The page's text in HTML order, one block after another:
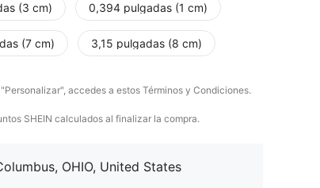
(3 cm) 0,394 pulgadas (1 cm)
(7 cm) 3,15 pulgadas (8 cm)
accedes a estos Términos y Condiciones.
SHEIN calculados al finalizar la compra.
OHIO, United States